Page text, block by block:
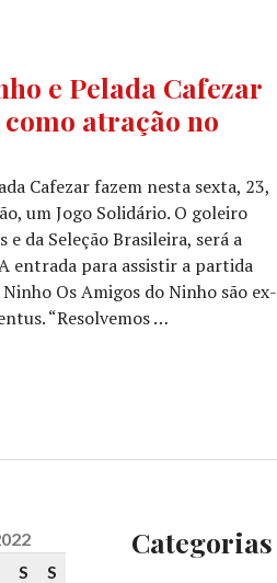
e Pelada Cafezar
atração no
Cafezar fazem nesta sexta, 23,
um Jogo Solidário. O goleiro
da Seleção Brasileira, será a
entrada para assistir a partida
Os Amigos do Ninho são ex-
“Resolvemos …
S S
Categorias